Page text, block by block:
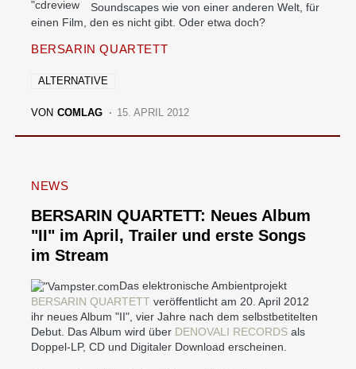
Soundscapes wie von einer anderen Welt, für
einen Film, den es nicht gibt. Oder etwa doch?
BERSARIN QUARTETT
ALTERNATIVE
VON COMLAG 15. APRIL 2012
NEWS
BERSARIN QUARTETT: Neues Album
"II" im April, Trailer und erste Songs
im Stream
Das elektronische Ambientprojekt
BERSARIN QUARTETT veröffentlicht am 20. April 2012
ihr neues Album "II", vier Jahre nach dem selbstbetitelten
Debut. Das Album wird über DENOVALI RECORDS als
Doppel-LP, CD und Digitaler Download erscheinen.